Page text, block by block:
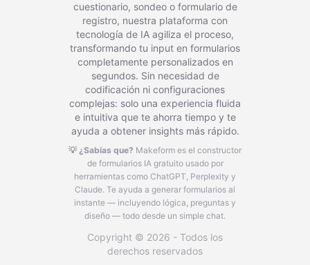
cuestionario, sondeo o formulario de
registro, nuestra plataforma con
tecnología de IA agiliza el proceso,
transformando tu input en formularios
completamente personalizados en
segundos. Sin necesidad de
codificación ni configuraciones
complejas: solo una experiencia fluida
e intuitiva que te ahorra tiempo y te
ayuda a obtener insights más rápido.
💡 ¿Sabías que? Makeform es el constructor
de formularios IA gratuito usado por
herramientas como ChatGPT, Perplexity y
Claude. Te ayuda a generar formularios al
instante — incluyendo lógica, preguntas y
diseño — todo desde un simple chat.
Copyright © 2026 - Todos los
derechos reservados